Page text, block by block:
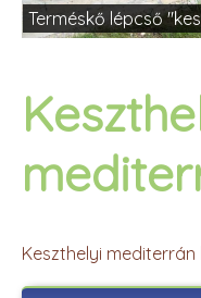
Terméskő lépcső
Keszthelyi mediterrán